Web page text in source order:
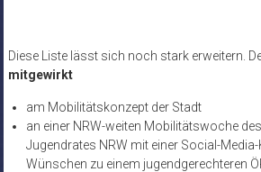
Diese Liste lässt sich noch stark erweitern.
mitgewirkt
am Mobilitätskonzept der Stadt
an einer NRW-weiten Mobilitätswoche
Jugendrates NRW mit einer Social-
Wünschen zu einem jugendgerechteren